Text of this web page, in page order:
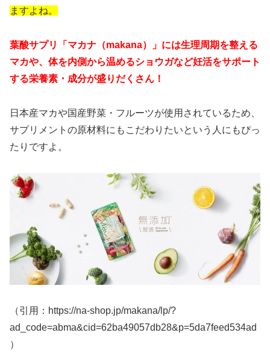
ますよね。
葉酸サプリ「マカナ（makana）」には生理周期を整える
マカや、体を内側から温めるショウガなど妊活をサポート
する栄養素・成分が盛りだくさん！
日本産マカや国産野菜・フルーツが使用されているため、
サプリメントの原材料にもこだわりたいという人にもぴっ
たりですよ。
（引用：https://na-shop.jp/makana/lp/?
ad_code=abma&cid=62ba49057db28&p=5da7feed534ad
）